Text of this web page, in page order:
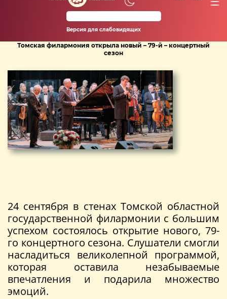
Версия для слабовидящих
Томская филармония открыла новый – 79-й – концертный
сезон
24 сентября в стенах Томской областной
государственной филармонии с большим
успехом состоялось открытие нового, 79-
го концертного сезона. Слушатели смогли
насладиться великолепной программой,
которая оставила незабываемые
впечатления и подарила множество
эмоций.